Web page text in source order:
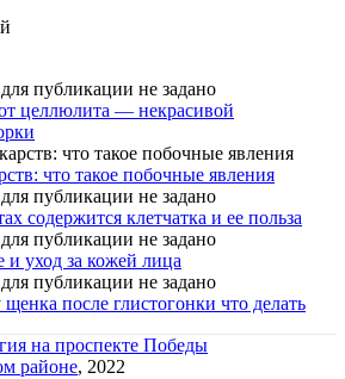
целлюлита — некрасивой
что такое побочные явления
содержится клетчатка и ее польза
уход за кожей лица
после глистогонки что делать
на проспекте Победы
районе, 2022